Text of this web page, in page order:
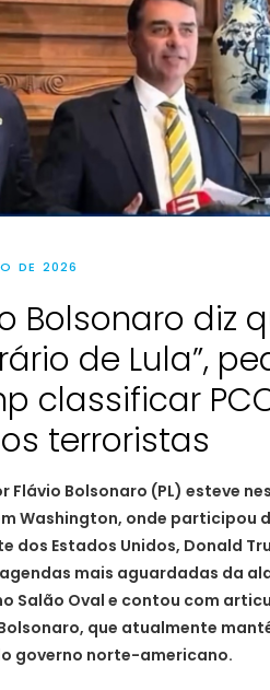
DE 2026
Bolsonaro diz
de Lula”,
classificar
terroristas
Flávio Bolsonaro (PL) esteve
Washington, onde participou
dos Estados Unidos, Donald
mais aguardadas da
Salão Oval e contou com
que atualmente
governo norte-americano.